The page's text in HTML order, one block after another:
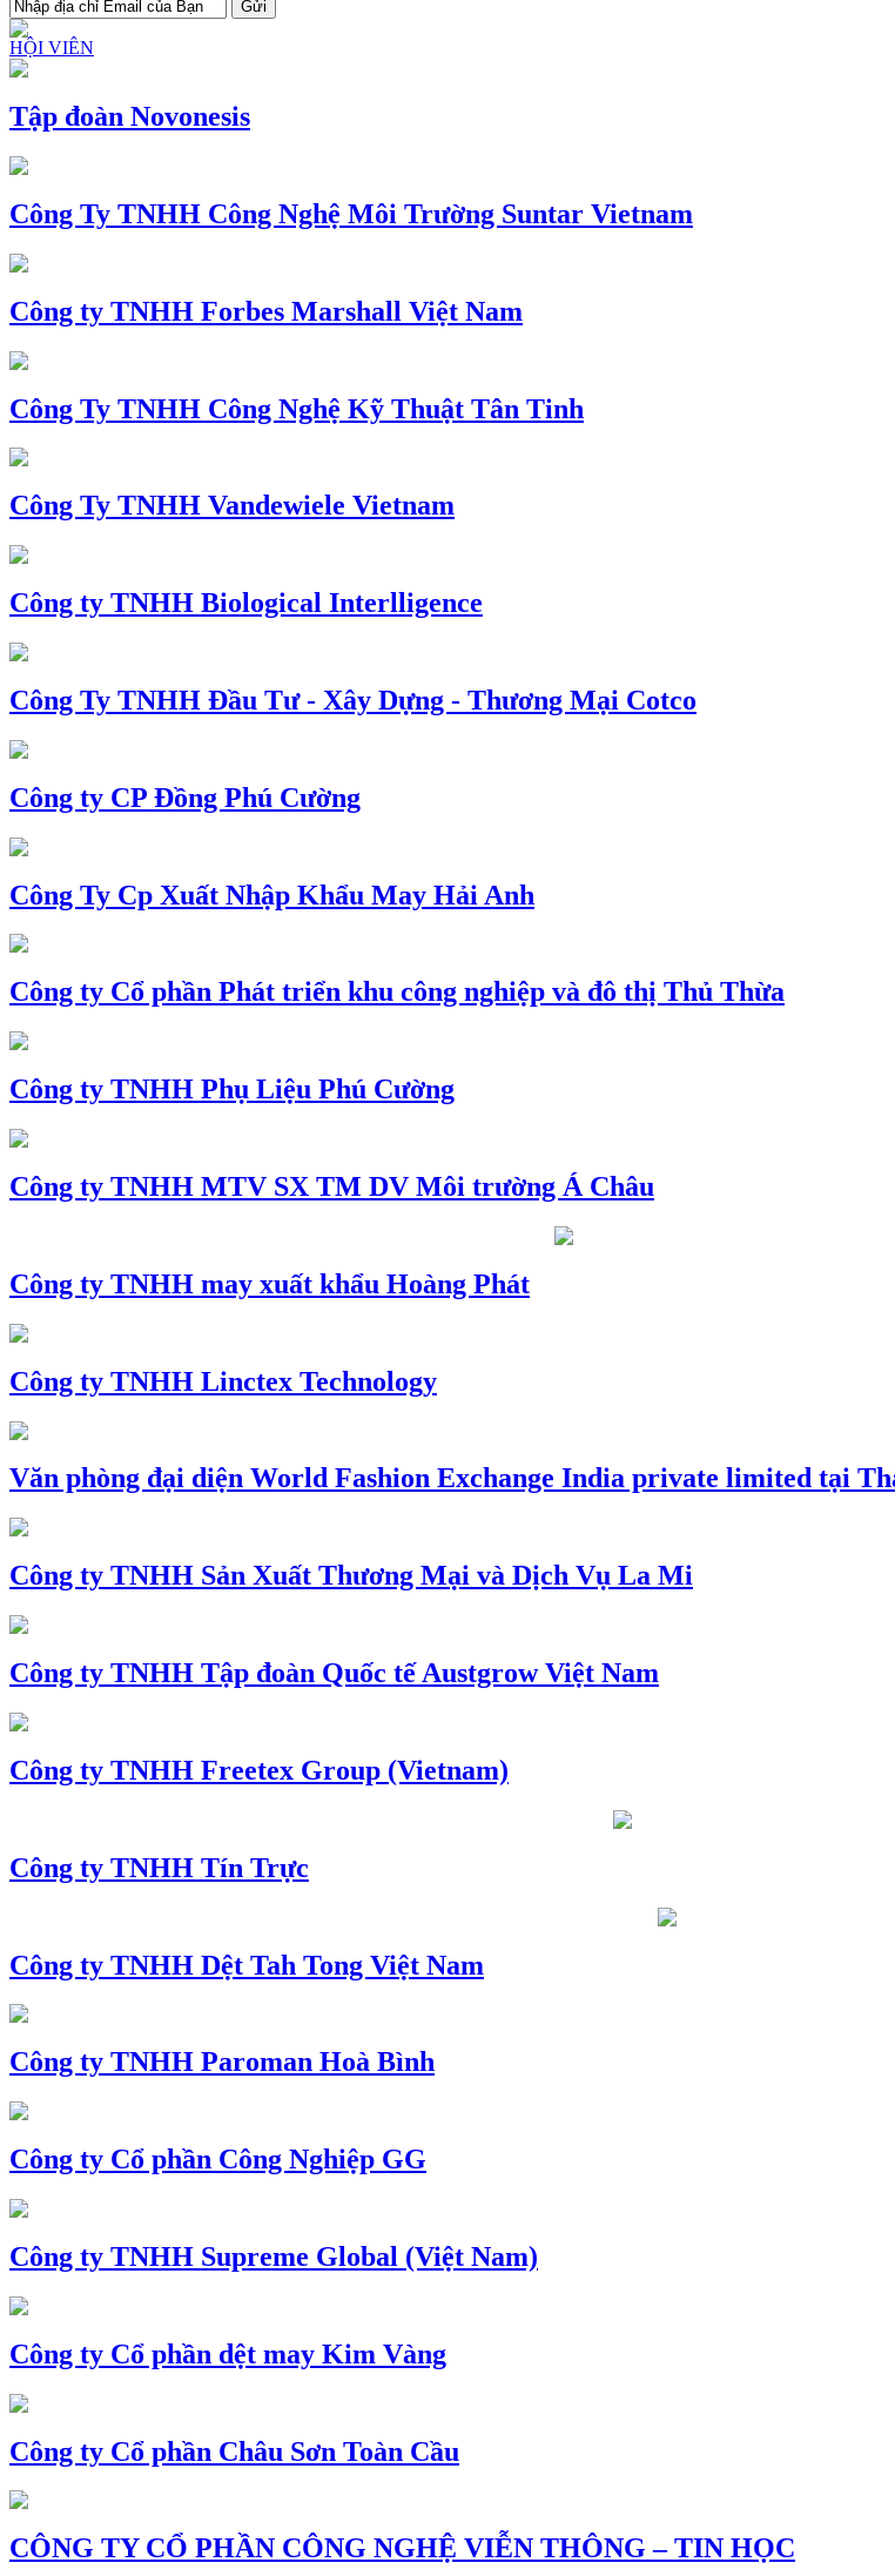
HỘI VIÊN
Tập đoàn Novonesis
Công Ty TNHH Công Nghệ Môi Trường Suntar Vietnam
Công ty TNHH Forbes Marshall Việt Nam
Công Ty TNHH Công Nghệ Kỹ Thuật Tân Tinh
Công Ty TNHH Vandewiele Vietnam
Công ty TNHH Biological Interlligence
Công Ty TNHH Đầu Tư - Xây Dựng - Thương Mại Cotco
Công ty CP Đồng Phú Cường
Công Ty Cp Xuất Nhập Khẩu May Hải Anh
Công ty Cổ phần Phát triển khu công nghiệp và đô thị Thủ Thừa
Công ty TNHH Phụ Liệu Phú Cường
Công ty TNHH MTV SX TM DV Môi trường Á Châu
Công ty TNHH may xuất khẩu Hoàng Phát
Công ty TNHH Linctex Technology
Văn phòng đại diện World Fashion Exchange India private limited tại
Công ty TNHH Sản Xuất Thương Mại và Dịch Vụ La Mi
Công ty TNHH Tập đoàn Quốc tế Austgrow Việt Nam
Công ty TNHH Freetex Group (Vietnam)
Công ty TNHH Tín Trực
Công ty TNHH Dệt Tah Tong Việt Nam
Công ty TNHH Paroman Hoà Bình
Công ty Cổ phần Công Nghiệp GG
Công ty TNHH Supreme Global (Việt Nam)
Công ty Cổ phần dệt may Kim Vàng
Công ty Cổ phần Châu Sơn Toàn Cầu
CÔNG TY CỔ PHẦN CÔNG NGHỆ VIỄN THÔNG – TIN HỌC